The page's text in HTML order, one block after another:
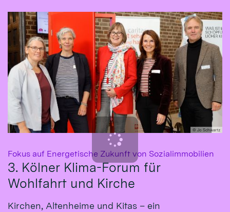
© Jo Schwartz
Fokus auf Energetische Zukunft von Sozialimmobilien
3. Kölner Klima-Forum für
Wohlfahrt und Kirche
Kirchen, Altenheime und Kitas – ein